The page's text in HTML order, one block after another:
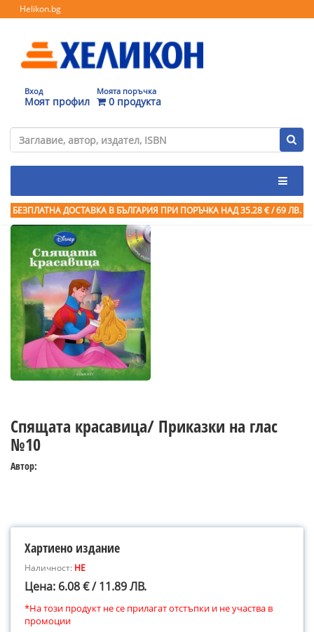
Helikon.bg
Вход
Моят профил
Моята поръчка
0 продукта
БЕЗПЛАТНА ДОСТАВКА В БЪЛГАРИЯ ПРИ ПОРЪЧКА НАД 35.28 € / 69 ЛВ.
Спящата красавица/ Приказки на глас
№10
Автор:
Хартиено издание
Наличност: НЕ
Цена: 6.08 € / 11.89 ЛВ.
*На този продукт не се прилагат отстъпки и не участва в
промоции